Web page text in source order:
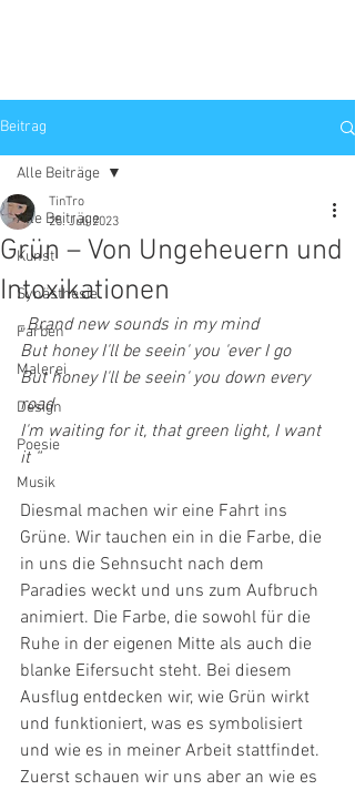
Beitrag
Alle Beiträge
Kunst
Synästhesie
Farben
Malerei
Design
Poesie
Musik
Alle Beiträge
Grün – Von Ungeheuern und
Intoxikationen
TinTro
25. Juli 2023
„Brand new sounds in my mind
But honey I'll be seein' you 'ever I go
But honey I'll be seein' you down every
road
I'm waiting for it, that green light, I want
it “
Diesmal machen wir eine Fahrt ins
Grüne. Wir tauchen ein in die Farbe, die
in uns die Sehnsucht nach dem
Paradies weckt und uns zum Aufbruch
animiert. Die Farbe, die sowohl für die
Ruhe in der eigenen Mitte als auch die
blanke Eifersucht steht. Bei diesem
Ausflug entdecken wir, wie Grün wirkt
und funktioniert, was es symbolisiert
und wie es in meiner Arbeit stattfindet.
Zuerst schauen wir uns aber an wie es